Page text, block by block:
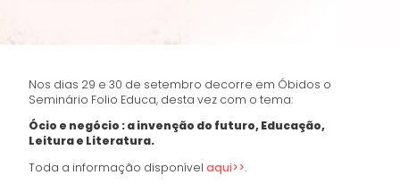
Nos dias 29 e 30 de setembro decorre em Óbidos o
Seminário Folio Educa, desta vez com o tema:
Ócio e negócio : a invenção do futuro, Educação,
Leitura e Literatura.
Toda a informação disponívelaqui>>.